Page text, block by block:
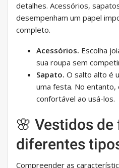
detalhes. Acessórios,
desempenham um papel
completo.
Acessórios. Escolha
sua roupa sem
Sapato. O salto alto é
uma festa. No
confortável ao usá-los.
🌸 Vestidos de
diferentes
Compreender as